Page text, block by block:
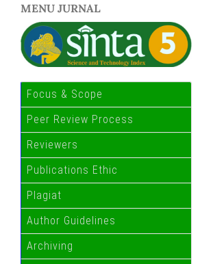
MENU JURNAL
Focus & Scope
Peer Review Process
Reviewers
Publications Ethic
Plagiat
Author Guidelines
Archiving